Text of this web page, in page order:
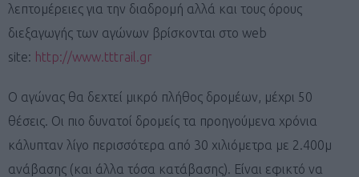
λεπτομέρειες για την διαδρομή αλλά και τους όρους
διεξαγωγής των αγώνων βρίσκονται στο web
site: http://www.tttrail.gr
Ο αγώνας θα δεχτεί μικρό πλήθος δρομέων, μέχρι 50
θέσεις. Οι πιο δυνατοί δρομείς τα προηγούμενα χρόνια
κάλυπταν λίγο περισσότερα από 30 χιλιόμετρα με 2.400μ
ανάβασης (και άλλα τόσα κατάβασης). Είναι εφικτό να